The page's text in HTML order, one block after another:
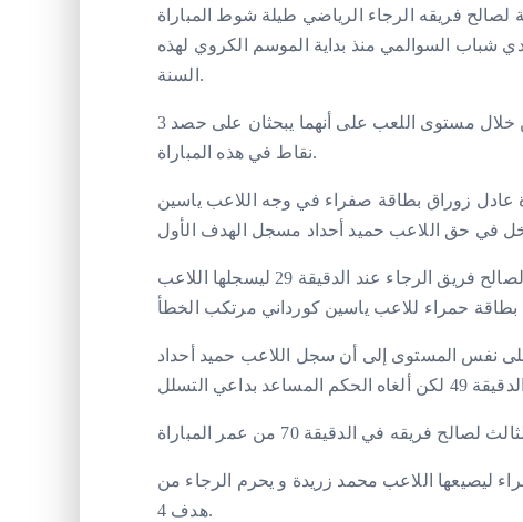
فريقه الرجاء الرياضي طيلة شوط المباراة
شباب السوالمي منذ بداية الموسم الكروي لهذه
السنة.
و رغم تسجيل الهدف إلا أن كلا الفريقين أظهرا من خلال مستوى اللعب على أنهما يبحثان على حصد 3
نقاط في هذه المباراة.
المباراة عادل زوراق بطاقة صفراء في وجه اللاعب ياسين
ليعلن بعدها بدقائق حكم المباراة عن ضربة جزاء لصالح فريق الرجاء عند الدقيقة 29 ليسجلها اللاعب
نفس المستوى إلى أن سجل اللاعب حميد أحداد
ليصيعها اللاعب محمد زريدة و يحرم الرجاء من
هدف 4.